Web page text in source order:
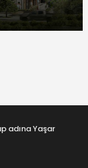
adına Yaşar